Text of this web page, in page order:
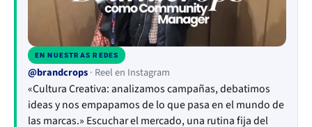
▶
EN NUESTRAS REDES
@brandcrops· Reel en Instagram
«Cultura Creativa: analizamos campañas, debatimos
ideas y nos empapamos de lo que pasa en el mundo de
las marcas.» Escuchar el mercado, una rutina fija del